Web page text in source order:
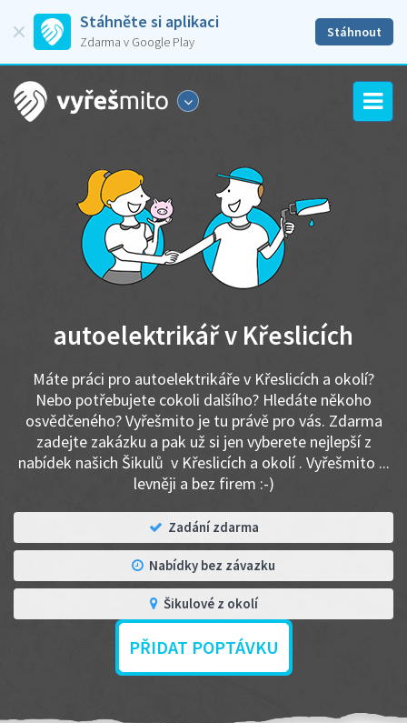
Stáhněte si aplikaci
Zdarma v Google Play
Stáhnout
autoelektrikář v Křeslicích
Máte práci pro autoelektrikáře v Křeslicích a okolí?
Nebo potřebujete cokoli dalšího? Hledáte někoho
osvědčeného? Vyřešmito je tu právě pro vás. Zdarma
zadejte zakázku a pak už si jen vyberete nejlepší z
nabídek našich Šikulů v Křeslicích a okolí . Vyřešmito ...
levněji a bez firem :-)
Zadání zdarma
Nabídky bez závazku
Šikulové z okolí
PŘIDAT POPTÁVKU